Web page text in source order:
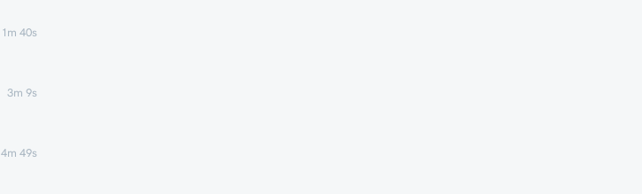
1m 40s
3m 9s
4m 49s